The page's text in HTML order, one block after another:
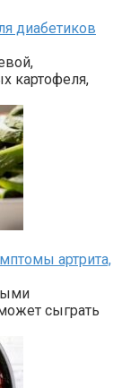
диабетиков
картофеля,
артрита,
сыграть